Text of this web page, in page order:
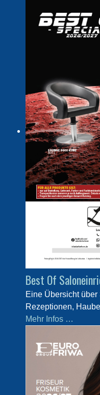
Best Of
Eine Übersicht
Rezeptionen,
Mehr Infos …